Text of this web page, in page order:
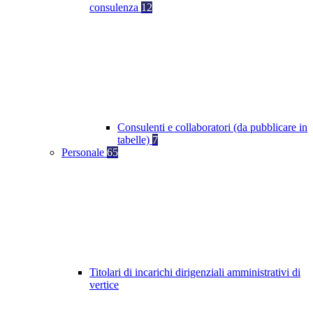
consulenza 12
Consulenti e collaboratori (da pubblicare in
tabelle) 7
Personale 65
Titolari di incarichi dirigenziali amministrativi di
vertice